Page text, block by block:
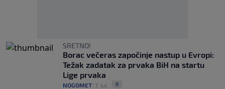
SRETNO!
Borac večeras započinje nastup u Evropi:
Težak zadatak za prvaka BiH na startu
Lige prvaka
NOGOMET 7. jul. 0